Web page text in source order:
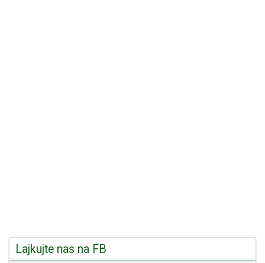
Lajkujte nas na FB